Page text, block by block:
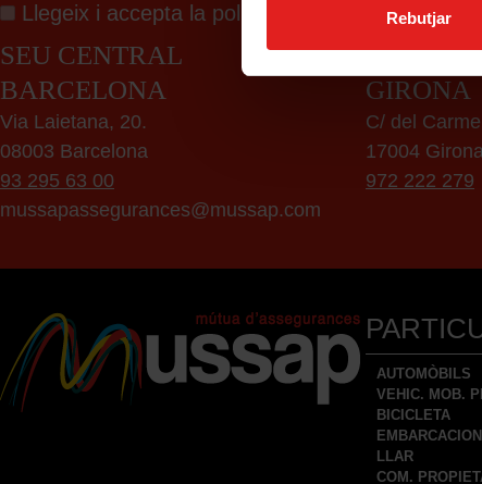
Rebutjar
Llegeix i accepta la política de privacitat
SEU CENTRAL
BARCELONA
Via Laietana, 20.
08003 Barcelona
93 295 63 00
mussapassegurances@mussap.com
GIRONA
C/ del
17004
972 222 279
AUTOMÒBILS
VEHIC. MOB.
BICICLETA
LLAR
COM.